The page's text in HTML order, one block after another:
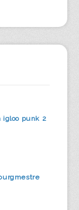
igloo punk 2